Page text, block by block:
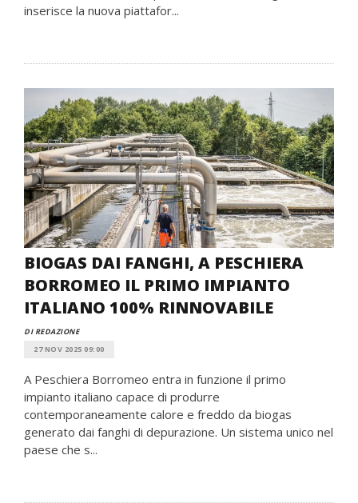
inserisce la nuova piattafor...
BIOGAS DAI FANGHI, A PESCHIERA
BORROMEO IL PRIMO IMPIANTO
ITALIANO 100% RINNOVABILE
DI REDAZIONE
27 NOV 2025 09:00
A Peschiera Borromeo entra in funzione il primo
impianto italiano capace di produrre
contemporaneamente calore e freddo da biogas
generato dai fanghi di depurazione. Un sistema unico nel
paese che s...